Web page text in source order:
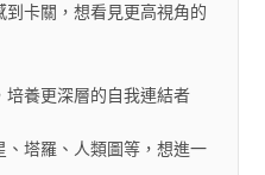
卡關，想看見更高視角的
養更深層的自我連結者
塔羅、人類圖等，想進一